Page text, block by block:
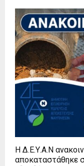
Η Δ.Ε.Υ.Α.Ν
αποκαταστάθηκε